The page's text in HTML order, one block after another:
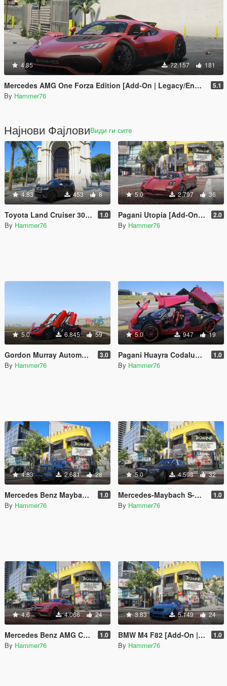
4.85 72.157 181
Mercedes AMG One Forza Edition [Add-On | Legacy/Enhanced] 5.1
By Hammer76
Најнови ФајловиВиди ги сите
4.83 453 8
Toyota Land Cruiser 300 VX.R [Add-On | Legacy | Enhanced] 1.0
By Hammer76
5.0 2.797 36
Pagani Utopia [Add-On | Legacy | Enhanced] 2.0
By Hammer76
5.0 6.845 59
Gordon Murray Automotive T.50 [Add-On | Legacy | Enhanced] 3.0
By Hammer76
5.0 947 19
Pagani Huayra Codalunga [Add-On | Legacy | Enhanced] 1.0
By Hammer76
4.83 2.681 28
Mercedes Benz Maybach GLS 600 [Add-On | Legacy | Enhanced] 1.0
By Hammer76
5.0 4.598 32
Mercedes-Maybach S-Class [Add-On | Legacy | Enhanced] 1.0
By Hammer76
4.6 4.066 24
Mercedes Benz AMG CLS 63 S [Add-On | Legacy | Enhanced] 1.0
By Hammer76
3.83 5.149 24
BMW M4 F82 [Add-On | Legacy | Enhanced] 1.0
By Hammer76